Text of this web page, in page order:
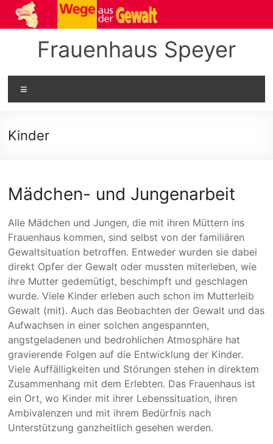
Zum
Inhalt
springen
Frauenhaus Speyer
Kinder
Mädchen- und Jungenarbeit
Alle Mädchen und Jungen, die mit ihren Müttern ins
Frauenhaus kommen, sind selbst von der familiären
Gewaltsituation betroffen. Entweder wurden sie dabei
direkt Opfer der Gewalt oder mussten miterleben, wie
ihre Mutter gedemütigt, beschimpft und geschlagen
wurde. Viele Kinder erleben auch schon im Mutterleib
Gewalt (mit). Auch das Beobachten der Gewalt und das
Aufwachsen in einer solchen angespannten,
angstgeladenen und bedrohlichen Atmosphäre hat
gravierende Folgen auf die Entwicklung der Kinder.
Viele Auffälligkeiten und Störungen stehen in direktem
Zusammenhang mit dem Erlebten. Das Frauenhaus ist
ein Ort, wo Kinder mit ihrer Lebenssituation, ihren
Ambivalenzen und mit ihrem Bedürfnis nach
Unterstützung ganzheitlich gesehen werden.